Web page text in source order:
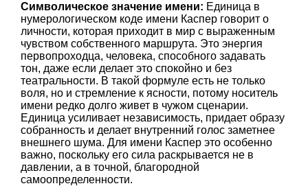
Символическое значение имени: Единица в
нумерологическом коде имени Каспер говорит о
личности, которая приходит в мир с выраженным
чувством собственного маршрута. Это энергия
первопроходца, человека, способного задавать
тон, даже если делает это спокойно и без
театральности. В такой формуле есть не только
воля, но и стремление к ясности, потому носитель
имени редко долго живет в чужом сценарии.
Единица усиливает независимость, придает образу
собранность и делает внутренний голос заметнее
внешнего шума. Для имени Каспер это особенно
важно, поскольку его сила раскрывается не в
давлении, а в точной, благородной
самоопределенности.